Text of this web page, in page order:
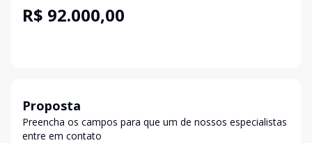
R$ 92.000,00
Proposta
Preencha os campos para que um de nossos especialistas
entre em contato